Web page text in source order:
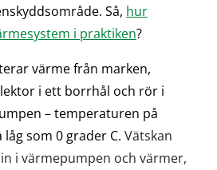
Så, hur
i praktiken?
värme från marken,
i ett borrhål och rör i
– temperaturen på
som 0 grader C. Vätskan
i värmepumpen och värmer,